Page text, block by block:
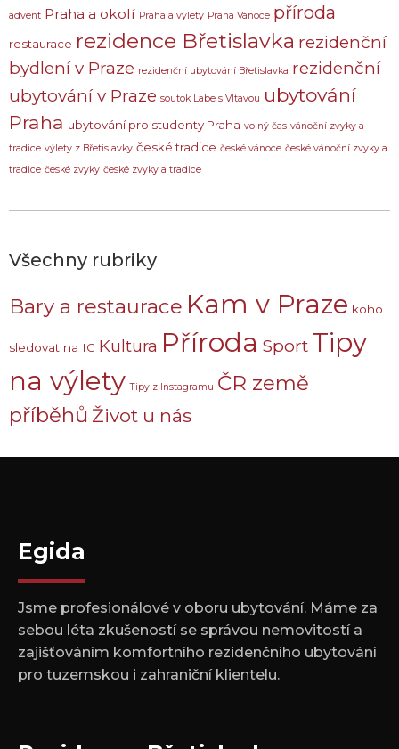
advent Praha a okolí Praha a výlety Praha Vánoce příroda
restaurace rezidence Břetislavka rezidenční
bydlení v Praze rezidenční ubytování Břetislavka rezidenční
ubytování v Praze soutok Labe s Vltavou ubytování
Praha ubytování pro studenty Praha volný čas vánoční zvyky a
tradice výlety z Břetislavky české tradice české vánoce české vánoční zvyky a
tradice české zvyky české zvyky a tradice
Všechny rubriky
Bary a restaurace Kam v Praze koho
sledovat na IG Kultura Příroda Sport Tipy
na výlety Tipy z Instagramu ČR země
příběhů Život u nás
Egida
Jsme profesionálové v oboru ubytování. Máme za
sebou léta zkušeností se správou nemovitostí a
zajišťováním komfortního rezidenčního ubytování
pro tuzemskou i zahraniční klientelu.